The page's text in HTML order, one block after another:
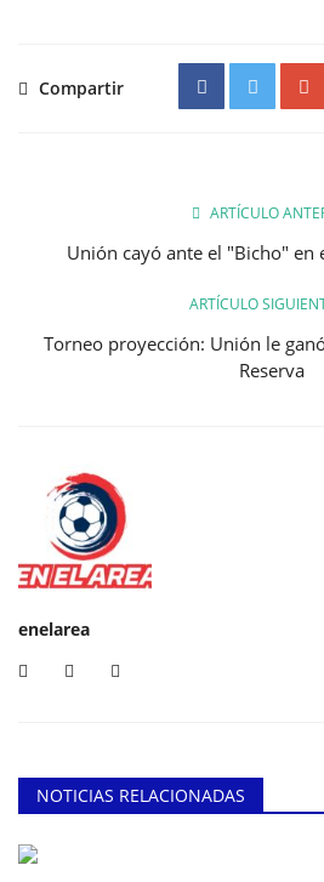
Compartir
ARTÍCULO
Unión cayó ante el "Bicho" en
ARTÍCULO
Torneo proyección: Unión le
Reserva
enelarea
NOTICIAS RELACIONADAS